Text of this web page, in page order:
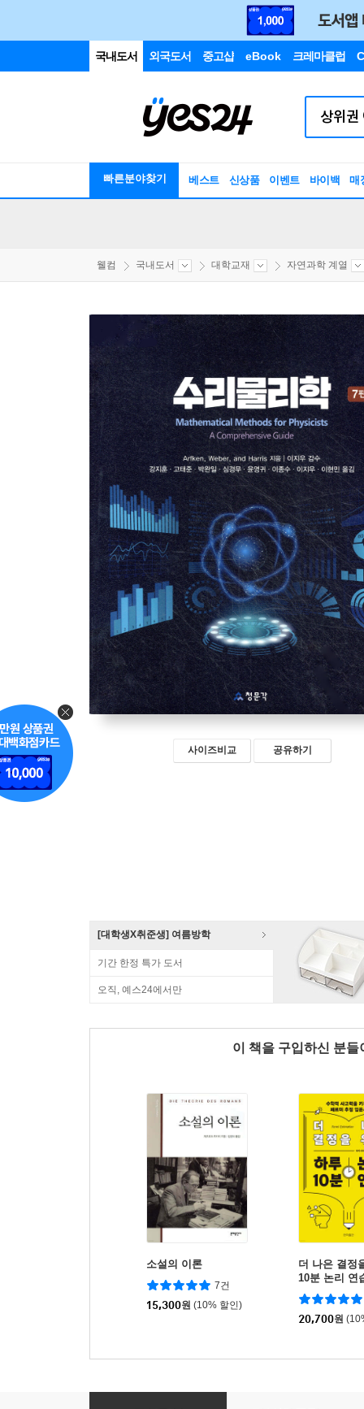
국내도서 외국도서 중고샵 eBook 크레마클럽
빠른분야찾기 베스트 신상품 이벤트 바이백 매
웰컴 국내도서 대학교재 자연과학 계열
사이즈비교 공유하기
[대학생X취준생] 여름방학
기간 한정 특가 도서
오직, 예스24에서만
이 책을 구입하신 분
소설의 이론
7건
15,300원 (10% 할인)
더 나은 결정
10분 논리 연
20,700원